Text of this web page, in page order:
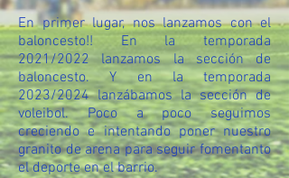
En primer lugar, nos lanzamos con el
baloncesto!! En la temporada
2021/2022 lanzamos la sección de
baloncesto. Y en la temporada
2023/2024 lanzábamos la sección de
voleibol. Poco a poco seguimos
creciendo e intentando poner nuestro
granito de arena para seguir fomentanto
el deporte en el barrio.